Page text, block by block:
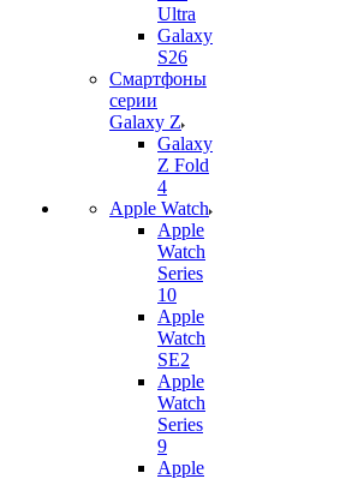
Ultra
Galaxy
S26
Смартфоны
серии
Galaxy Z
Galaxy
Z Fold
4
Apple Watch
Apple
Watch
Series
10
Apple
Watch
SE2
Apple
Watch
Series
9
Apple